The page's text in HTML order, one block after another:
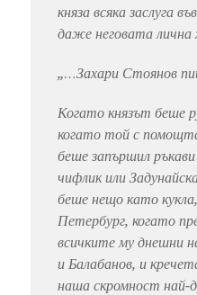
княза всяка заслуга
даже неговата
„…Захари Стоянов
Когато князът беше
когато той с
беше запършил
чифлик или
беше нещо като
Петербург, когато
всичките му днешни
и Балабанов, и
наша скромност най-